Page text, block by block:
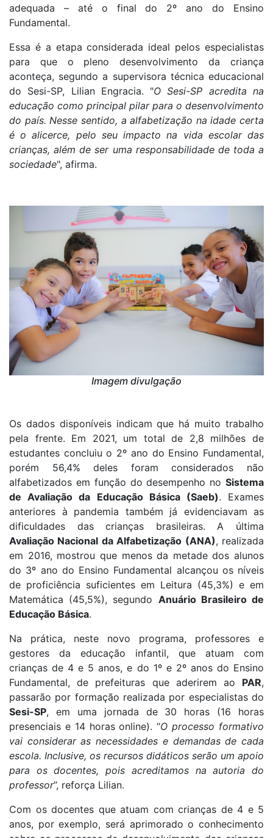
adequada – até o final do 2º ano do Ensino
Fundamental.
Essa é a etapa considerada ideal pelos especialistas
para que o pleno desenvolvimento da criança
aconteça, segundo a supervisora técnica educacional
do Sesi-SP, Lilian Engracia. "O Sesi-SP acredita na
educação como principal pilar para o desenvolvimento
do país. Nesse sentido, a alfabetização na idade certa
é o alicerce, pelo seu impacto na vida escolar das
crianças, além de ser uma responsabilidade de toda a
sociedade", afirma.
Imagem divulgação
Os dados disponíveis indicam que há muito trabalho
pela frente. Em 2021, um total de 2,8 milhões de
estudantes concluiu o 2º ano do Ensino Fundamental,
porém 56,4% deles foram considerados não
alfabetizados em função do desempenho no Sistema
de Avaliação da Educação Básica (Saeb). Exames
anteriores à pandemia também já evidenciavam as
dificuldades das crianças brasileiras. A última
Avaliação Nacional da Alfabetização (ANA), realizada
em 2016, mostrou que menos da metade dos alunos
do 3º ano do Ensino Fundamental alcançou os níveis
de proficiência suficientes em Leitura (45,3%) e em
Matemática (45,5%), segundo Anuário Brasileiro de
Educação Básica.
Na prática, neste novo programa, professores e
gestores da educação infantil, que atuam com
crianças de 4 e 5 anos, e do 1º e 2º anos do Ensino
Fundamental, de prefeituras que aderirem ao PAR,
passarão por formação realizada por especialistas do
Sesi-SP, em uma jornada de 30 horas (16 horas
presenciais e 14 horas online). “O processo formativo
vai considerar as necessidades e demandas de cada
escola. Inclusive, os recursos didáticos serão um apoio
para os docentes, pois acreditamos na autoria do
professor”, reforça Lilian.
Com os docentes que atuam com crianças de 4 e 5
anos, por exemplo, será aprimorado o conhecimento